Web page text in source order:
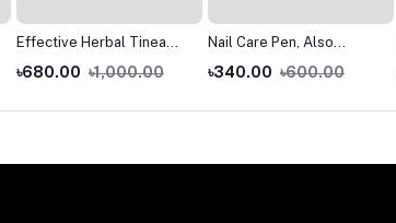
Effective Herbal Tinea
Cream Fungal Anti-
infections Ointment
৳680.00 ৳1,000.00
Nail Care Pen, Also
Nourishes Cosmetic For A
Nail Fungus Infection For
৳340.00 ৳600.00